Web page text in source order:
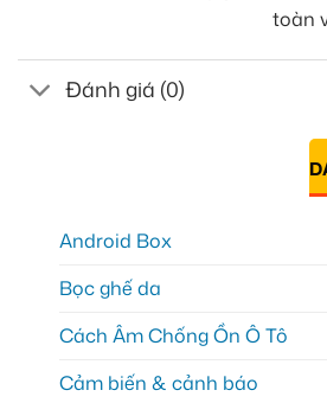
toàn
Đánh giá (0)
Android Box
Bọc ghế da
Cách Âm Chống Ồn Ô Tô
Cảm biến & cảnh báo